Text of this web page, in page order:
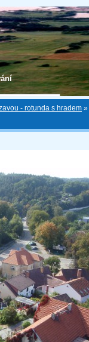
- rotunda s hradem »